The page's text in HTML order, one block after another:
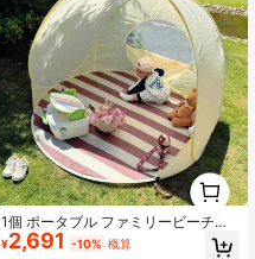
1個 ポータブル ファミリービーチテ
ント、簡単設置、広々とした室内、
通気性と快適性、3-4人用、防水素
¥2,691 -10% 概算
1
0